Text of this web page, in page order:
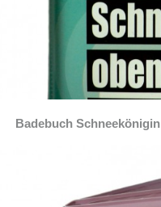
Badebuch Schneekönigin